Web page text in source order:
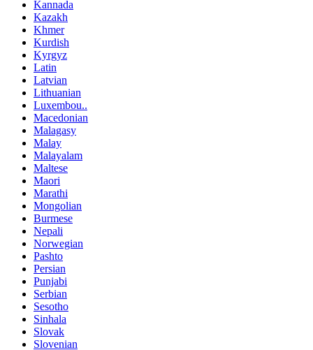
Kannada
Kazakh
Khmer
Kurdish
Kyrgyz
Latin
Latvian
Lithuanian
Luxembou..
Macedonian
Malagasy
Malay
Malayalam
Maltese
Maori
Marathi
Mongolian
Burmese
Nepali
Norwegian
Pashto
Persian
Punjabi
Serbian
Sesotho
Sinhala
Slovak
Slovenian